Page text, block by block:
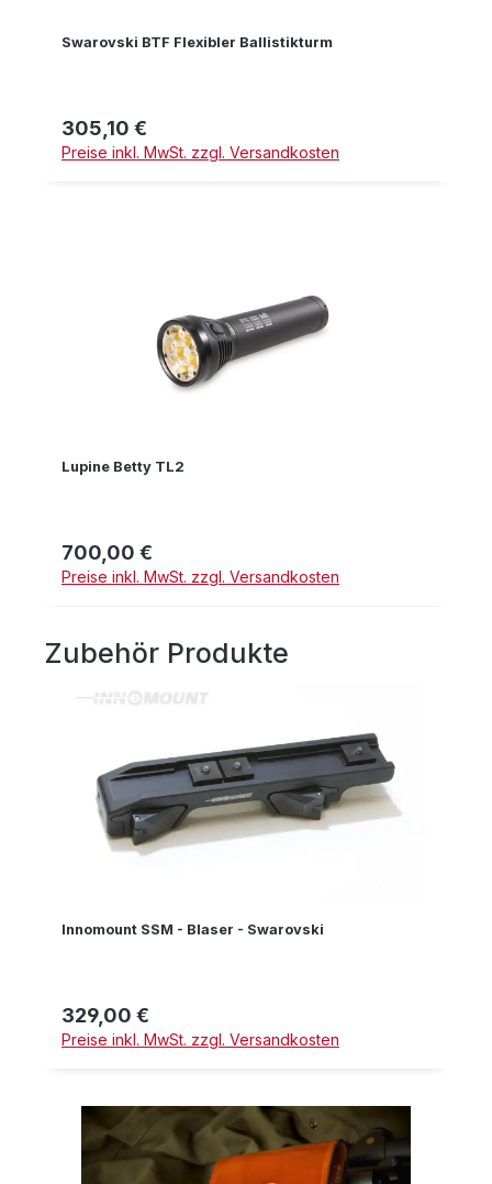
Swarovski BTF Flexibler Ballistikturm
Regulärer Preis:
305,10 €
Preise inkl. MwSt. zzgl. Versandkosten
Lupine Betty TL2
Regulärer Preis:
700,00 €
Preise inkl. MwSt. zzgl. Versandkosten
Produktgalerie überspringen
Zubehör Produkte
Innomount SSM - Blaser - Swarovski
Regulärer Preis:
329,00 €
Preise inkl. MwSt. zzgl. Versandkosten